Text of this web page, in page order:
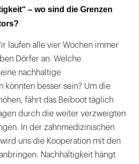
– wo sind die Grenzen
laufen alle vier Wochen immer
Dörfer an. Welche
nachhaltige
könnten besser sein? Um die
fährt das Beiboot täglich
durch die weiter verzweigten
In der zahnmedizinischen
uns die Kooperation mit den
Nachhaltigkeit hängt